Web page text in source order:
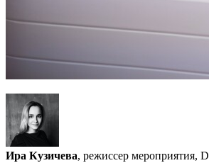
Ира Кузичева, режиссер мероприятия,